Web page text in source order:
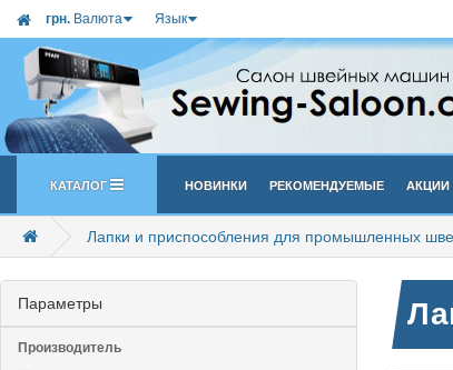
грн. Валюта Язык
Каталог Новинки Рекомендуемые Акции
Лапки и приспособления для промышленных
Параметры
Производитель